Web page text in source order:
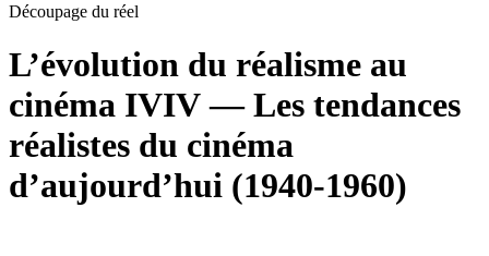
Découpage du réel
L’évolution du réalisme au
cinéma IVIV — Les tendances
réalistes du cinéma
d’aujourd’hui (1940-1960)